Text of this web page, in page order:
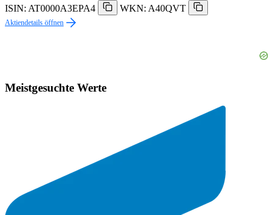
ISIN: AT0000A3EPA4
WKN: A40QVT
Aktiendetails öffnen
Meistgesuchte Werte